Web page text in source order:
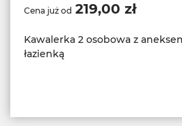
Cena już od 219,00 zł
Kawalerka 2 osobowa z
łazienką